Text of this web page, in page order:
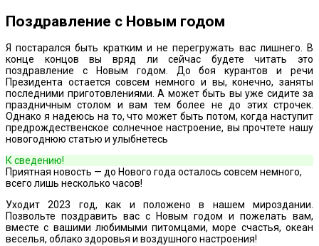
Поздравление с Новым годом
Я постарался быть кратким и не перегружать вас лишнего. В
конце концов вы вряд ли сейчас будете читать это
поздравление с Новым годом. До боя курантов и речи
Президента остается совсем немного и вы, конечно, заняты
последними приготовлениями. А может быть вы уже сидите за
праздничным столом и вам тем более не до этих строчек.
Однако я надеюсь на то, что может быть потом, когда наступит
предрождественское солнечное настроение, вы прочтете нашу
новогоднюю статью и улыбнетесь
К сведению!
Приятная новость — до Нового года осталось совсем немного,
всего лишь несколько часов!
Уходит 2023 год, как и положено в нашем мироздании.
Позвольте поздравить вас с Новым годом и пожелать вам,
вместе с вашими любимыми питомцами, море счастья, океан
веселья, облако здоровья и воздушного настроения!